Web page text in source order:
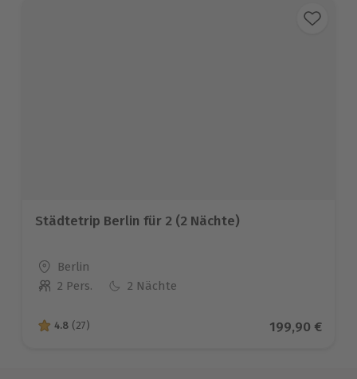
Städtetrip Berlin für 2 (2 Nächte)
Standort
Berlin
Anzahl der Teilnehmer
2 Pers. 2 Nächte
4.8 von 5 Sternen basierend auf 27 Bewertungen
4.8 (27) Aktueller
199,90 €